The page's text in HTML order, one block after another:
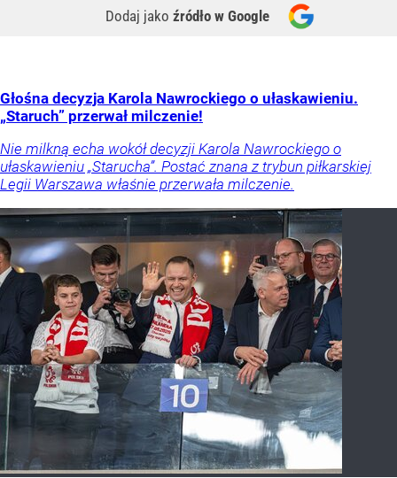
Dodaj jako źródło w Google
Głośna decyzja Karola Nawrockiego o ułaskawieniu.
„Staruch” przerwał milczenie!
Nie milkną echa wokół decyzji Karola Nawrockiego o
ułaskawieniu „Starucha”. Postać znana z trybun piłkarskiej
Legii Warszawa właśnie przerwała milczenie.